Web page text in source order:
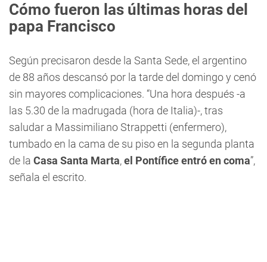
Cómo fueron las últimas horas del
papa Francisco
Según precisaron desde la Santa Sede, el argentino
de 88 años descansó por la tarde del domingo y cenó
sin mayores complicaciones. “Una hora después -a
las 5.30 de la madrugada (hora de Italia)-, tras
saludar a Massimiliano Strappetti (enfermero),
tumbado en la cama de su piso en la segunda planta
de la Casa Santa Marta,el Pontífice entró en coma”,
señala el escrito.